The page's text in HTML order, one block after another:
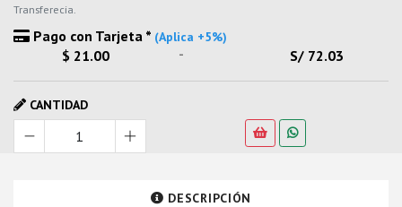
Transferecia.
Pago con Tarjeta * (Aplica +5%)
$ 21.00 - S/ 72.03
CANTIDAD
DESCRIPCIÓN